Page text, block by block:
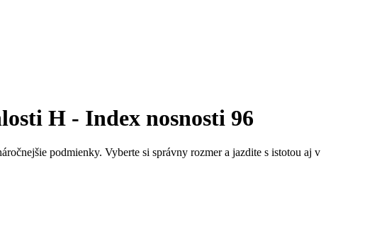
H - Index nosnosti 96
podmienky. Vyberte si správny rozmer a jazdite s istotou aj v